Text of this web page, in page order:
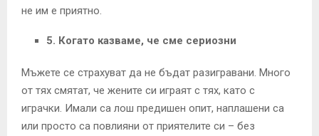
не им е приятно.
5. Когато казваме, че сме сериозни
Мъжете се страхуват да не бъдат разигравани. Много
от тях смятат, че жените си играят с тях, като с
играчки. Имали са лош предишен опит, наплашени са
или просто са повлияни от приятелите си – без